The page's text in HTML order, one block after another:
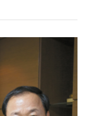
과가 배당 등 정당한 방
투자로…